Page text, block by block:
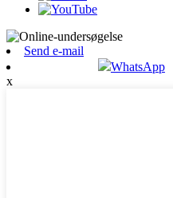
Send e-mail
WhatsApp
x